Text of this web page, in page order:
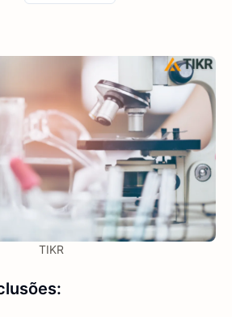
TIKR